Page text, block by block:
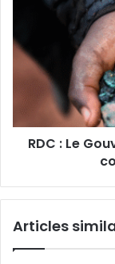
Gouvernement
durcit
l'interdiction
commerce
des
minerais
RDC : Le
Articles